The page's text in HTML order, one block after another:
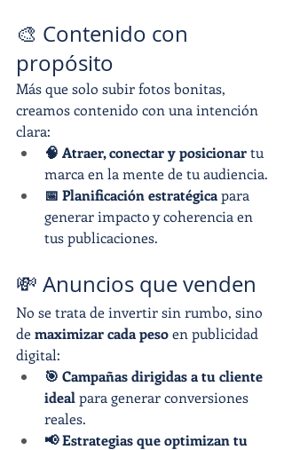
🎨 Contenido con
propósito
Más que solo subir fotos bonitas,
creamos contenido con una intención
clara:
🧠 Atraer, conectar y posicionar tu
marca en la mente de tu audiencia.
📅 Planificación estratégica para
generar impacto y coherencia en
tus publicaciones.
💸 Anuncios que venden
No se trata de invertir sin rumbo, sino
de maximizar cada peso en publicidad
digital:
🎯 Campañas dirigidas a tu cliente
ideal para generar conversiones
reales.
📢 Estrategias que optimizan tu